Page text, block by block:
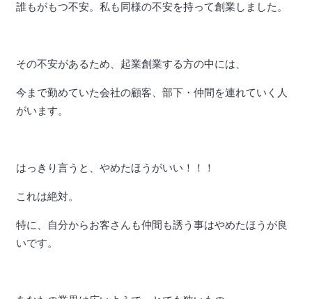
誰もがもつ不安。私も同様の不安を持って創業しました。
その不安があるため、起業創業する方の中には、
今まで勤めていた会社の顧客、部下・仲間を連れていく人
がいます。
はっきり言うと、やめたほうがいい！！！
これは絶対。
特に、自分からお客さんも仲間も誘う事はやめたほうが良
いです。